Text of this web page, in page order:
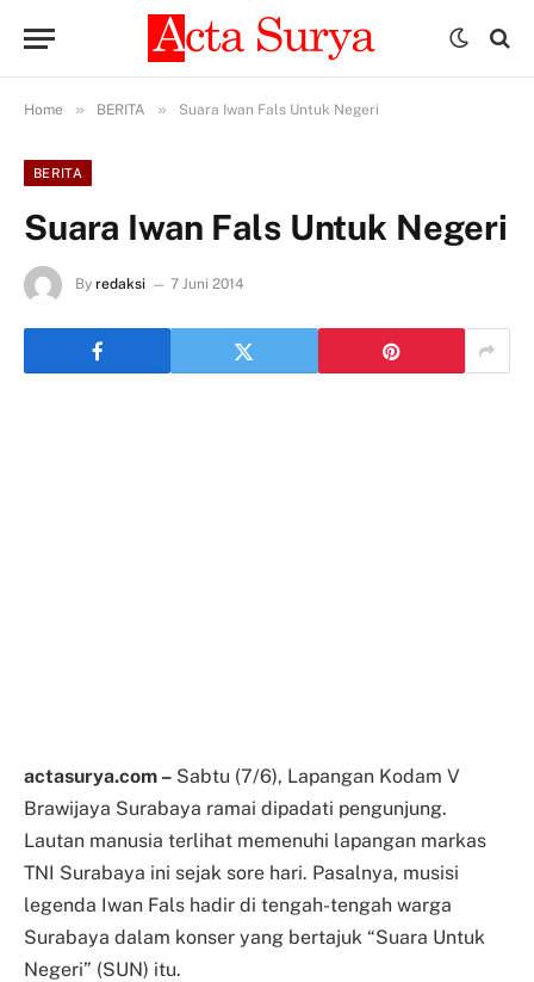
Home » BERITA » Suara Iwan Fals Untuk Negeri
BERITA
Suara Iwan Fals Untuk Negeri
By redaksi 7 Juni 2014
actasurya.com – Sabtu (7/6), Lapangan Kodam V
Brawijaya Surabaya ramai dipadati pengunjung.
Lautan manusia terlihat memenuhi lapangan markas
TNI Surabaya ini sejak sore hari. Pasalnya, musisi
legenda Iwan Fals hadir di tengah-tengah warga
Surabaya dalam konser yang bertajuk “Suara Untuk
Negeri” (SUN) itu.